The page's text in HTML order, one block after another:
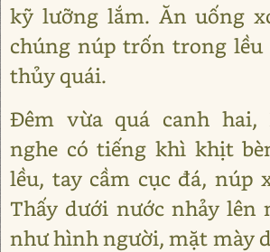
kỹ lưỡng lắm. Ăn uống
chúng núp trốn trong
thủy quái.
Đêm vừa quá canh hai,
nghe có tiếng khì khịt
lều, tay cầm cục đá, núp
Thấy dưới nước nhảy lên
như hình người, mặt mày